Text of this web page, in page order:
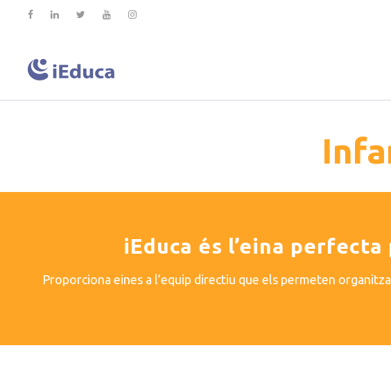
iEduca és l’eina
Proporciona eines a l’equip directiu que els permeten